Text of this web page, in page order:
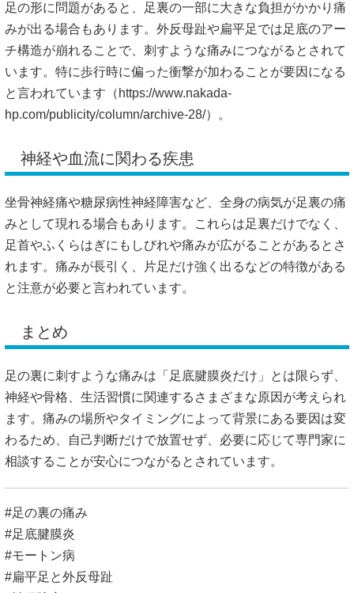
足の形に問題があると、足裏の一部に大きな負担がかかり痛
みが出る場合もあります。外反母趾や扁平足では足底のアー
チ構造が崩れることで、刺すような痛みにつながるとされて
います。特に歩行時に偏った衝撃が加わることが要因になる
と言われています（ https://www.nakada-
hp.com/publicity/column/archive-28/）。
神経や血流に関わる疾患
坐骨神経痛や糖尿病性神経障害など、全身の病気が足裏の痛
みとして現れる場合もあります。これらは足裏だけでなく、
足首やふくらはぎにもしびれや痛みが広がることがあるとさ
れます。痛みが長引く、片足だけ強く出るなどの特徴がある
と注意が必要と言われています。
まとめ
足の裏に刺すような痛みは「足底腱膜炎だけ」とは限らず、
神経や骨格、生活習慣に関連するさまざまな原因が考えられ
ます。痛みの場所やタイミングによって背景にある要因は変
わるため、自己判断だけで放置せず、必要に応じて専門家に
相談することが安心につながるとされています。
#足の裏の痛み
#足底腱膜炎
#モートン病
#扁平足と外反母趾